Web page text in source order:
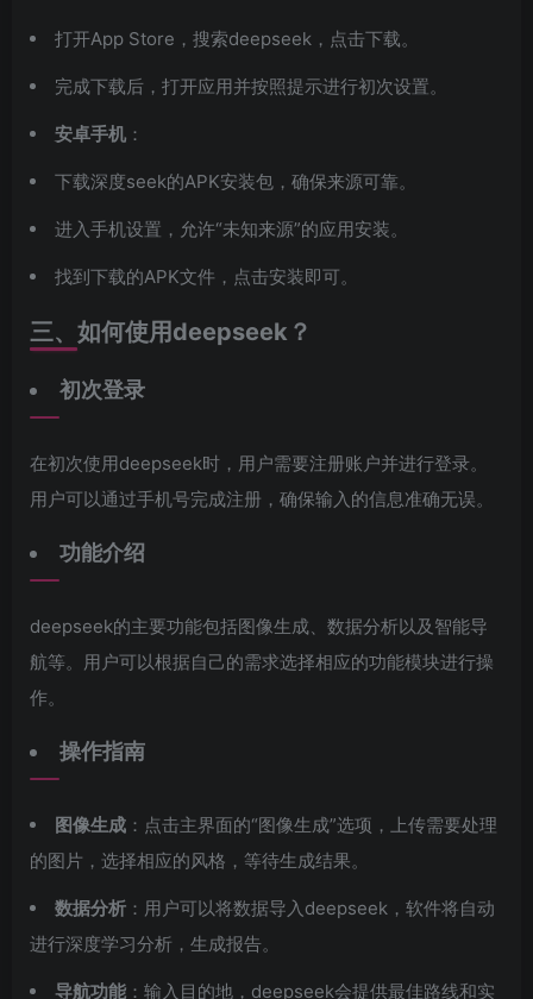
打开App Store，搜索deepseek，点击下载。
完成下载后，打开应用并按照提示进行初次设置。
安卓手机 ：
下载深度seek的APK安装包，确保来源可靠。
进入手机设置，允许“未知来源”的应用安装。
找到下载的APK文件，点击安装即可。
三、如何使用deepseek？
初次登录
在初次使用deepseek时，用户需要注册账户并进行登录。
用户可以通过手机号完成注册，确保输入的信息准确无误。
功能介绍
deepseek的主要功能包括图像生成、数据分析以及智能导
航等。用户可以根据自己的需求选择相应的功能模块进行操
作。
操作指南
图像生成 ：点击主界面的“图像生成”选项，上传需要处理
的图片，选择相应的风格，等待生成结果。
数据分析 ：用户可以将数据导入deepseek，软件将自动
进行深度学习分析，生成报告。
导航功能 ：输入目的地，deepseek会提供最佳路线和实